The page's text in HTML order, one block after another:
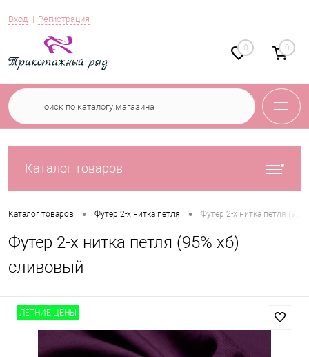
Вход Регистрация
0 0
Каталог товаров
Каталог товаров • Футер 2-х нитка петля • Футер 2-х нитка петля
Футер 2-х нитка петля (95% хб)
сливовый
ЛЕТНИЕ ЦЕНЫ